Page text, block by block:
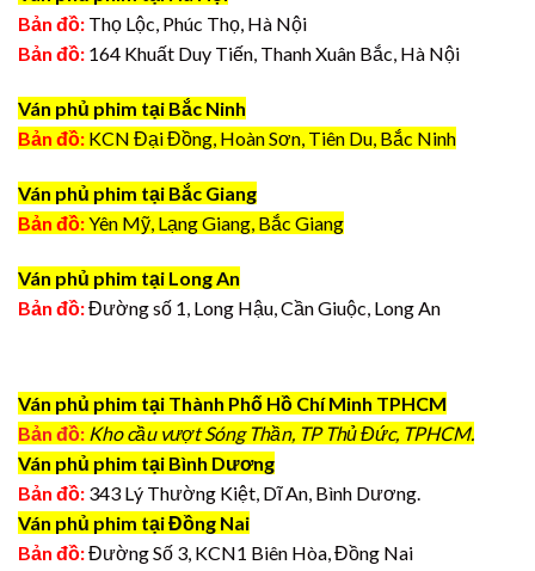
Bản đồ: Thọ Lộc, Phúc Thọ, Hà Nội
Bản đồ: 164 Khuất Duy Tiến, Thanh Xuân Bắc, Hà Nội
Ván phủ phim tại Bắc Ninh
Bản đồ: KCN Đại Đồng, Hoàn Sơn, Tiên Du, Bắc Ninh
Ván phủ phim tại Bắc Giang
Bản đồ:Yên Mỹ, Lạng Giang, Bắc Giang
Ván phủ phim tại Long An
Bản đồ:Đường số 1, Long Hậu, Cần Giuộc, Long An
Ván phủ phim tại Thành Phố Hồ Chí Minh TPHCM
Bản đồ: Kho cầu vượt Sóng Thần, TP Thủ Đức, TPHCM.
Ván phủ phim tại Bình Dương
Bản đồ: 343 Lý Thường Kiệt, Dĩ An, Bình Dương.
Ván phủ phim tại Đồng Nai
Bản đồ:Đường Số 3, KCN1 Biên Hòa, Đồng Nai